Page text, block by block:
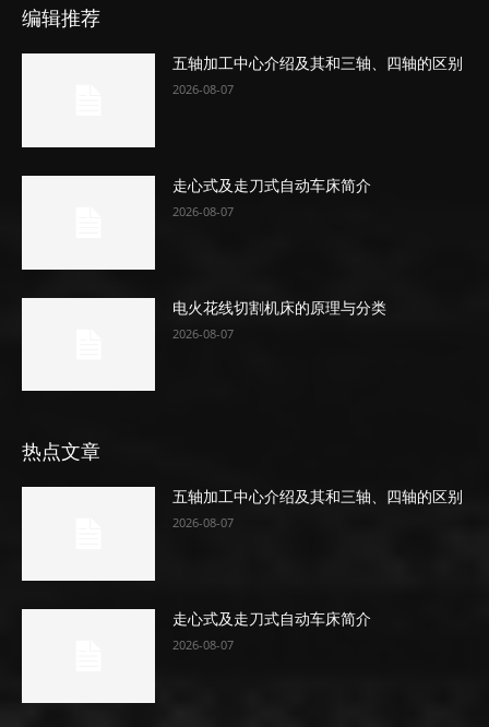
编辑推荐
五轴加工中心介绍及其和三轴、四轴的区别
2026-08-07
走心式及走刀式自动车床简介
2026-08-07
电火花线切割机床的原理与分类
2026-08-07
热点文章
五轴加工中心介绍及其和三轴、四轴的区别
2026-08-07
走心式及走刀式自动车床简介
2026-08-07